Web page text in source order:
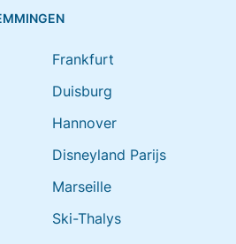
Frankfurt
Duisburg
Hannover
Disneyland Parijs
Marseille
Ski-Thalys